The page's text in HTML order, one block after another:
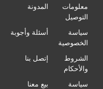
معلومات
التوصيل
المدونة
سياسة
الخصوصية
أسئلة وأجوبة
الشروط
والأحكام
إتصل بنا
سياسة بيع معنا